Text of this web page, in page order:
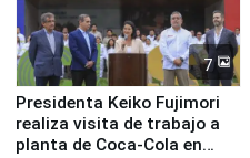
7
Presidenta Keiko Fujimori
realiza visita de trabajo a
planta de Coca-Cola en